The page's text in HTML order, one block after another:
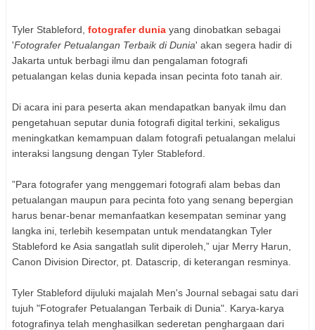
Tyler Stableford, fotografer dunia yang dinobatkan sebagai
'Fotografer Petualangan Terbaik di Dunia' akan segera hadir di
Jakarta untuk berbagi ilmu dan pengalaman fotografi
petualangan kelas dunia kepada insan pecinta foto tanah air.
Di acara ini para peserta akan mendapatkan banyak ilmu dan
pengetahuan seputar dunia fotografi digital terkini, sekaligus
meningkatkan kemampuan dalam fotografi petualangan melalui
interaksi langsung dengan Tyler Stableford.
”Para fotografer yang menggemari fotografi alam bebas dan
petualangan maupun para pecinta foto yang senang bepergian
harus benar-benar memanfaatkan kesempatan seminar yang
langka ini, terlebih kesempatan untuk mendatangkan Tyler
Stableford ke Asia sangatlah sulit diperoleh,” ujar Merry Harun,
Canon Division Director, pt. Datascrip, di keterangan resminya.
Tyler Stableford dijuluki majalah Men's Journal sebagai satu dari
tujuh "Fotografer Petualangan Terbaik di Dunia". Karya-karya
fotografinya telah menghasilkan sederetan penghargaan dari